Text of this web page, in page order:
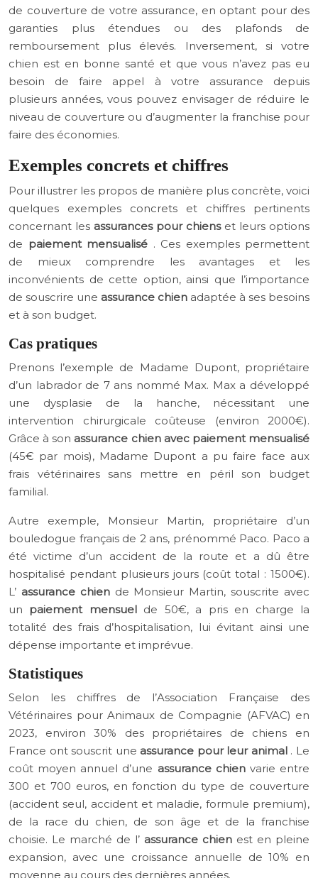
de couverture de votre assurance, en optant pour des
garanties plus étendues ou des plafonds de
remboursement plus élevés. Inversement, si votre
chien est en bonne santé et que vous n’avez pas eu
besoin de faire appel à votre assurance depuis
plusieurs années, vous pouvez envisager de réduire le
niveau de couverture ou d’augmenter la franchise pour
faire des économies.
Exemples concrets et chiffres
Pour illustrer les propos de manière plus concrète, voici
quelques exemples concrets et chiffres pertinents
concernant les assurances pour chiens et leurs options
de paiement mensualisé . Ces exemples permettent
de mieux comprendre les avantages et les
inconvénients de cette option, ainsi que l’importance
de souscrire une assurance chien adaptée à ses besoins
et à son budget.
Cas pratiques
Prenons l’exemple de Madame Dupont, propriétaire
d’un labrador de 7 ans nommé Max. Max a développé
une dysplasie de la hanche, nécessitant une
intervention chirurgicale coûteuse (environ 2000€).
Grâce à son assurance chien avec paiement mensualisé
(45€ par mois), Madame Dupont a pu faire face aux
frais vétérinaires sans mettre en péril son budget
familial.
Autre exemple, Monsieur Martin, propriétaire d’un
bouledogue français de 2 ans, prénommé Paco. Paco a
été victime d’un accident de la route et a dû être
hospitalisé pendant plusieurs jours (coût total : 1500€).
L’ assurance chien de Monsieur Martin, souscrite avec
un paiement mensuel de 50€, a pris en charge la
totalité des frais d’hospitalisation, lui évitant ainsi une
dépense importante et imprévue.
Statistiques
Selon les chiffres de l’Association Française des
Vétérinaires pour Animaux de Compagnie (AFVAC) en
2023, environ 30% des propriétaires de chiens en
France ont souscrit une assurance pour leur animal . Le
coût moyen annuel d’une assurance chien varie entre
300 et 700 euros, en fonction du type de couverture
(accident seul, accident et maladie, formule premium),
de la race du chien, de son âge et de la franchise
choisie. Le marché de l’ assurance chien est en pleine
expansion, avec une croissance annuelle de 10% en
moyenne au cours des dernières années.